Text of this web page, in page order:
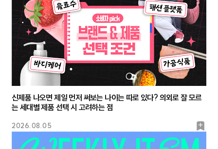
2026.08.05
북
마
신제품 나오면 제일 먼저 써보는 나이는 따로 있다? 의외로 잘 모르
는 세대별 제품 선택 시 고려하는 점